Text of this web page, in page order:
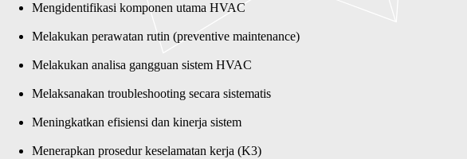
Mengidentifikasi komponen utama HVAC
Melakukan perawatan rutin (preventive maintenance)
Melakukan analisa gangguan sistem HVAC
Melaksanakan troubleshooting secara sistematis
Meningkatkan efisiensi dan kinerja sistem
Menerapkan prosedur keselamatan kerja (K3)